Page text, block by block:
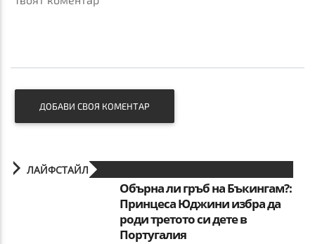
ДОБАВИ СВОЯ КОМЕНТАР
ЛАЙФСТАЙЛ
Обърна ли гръб на Бъкингам?:
Принцеса Юджини избра да
роди третото си дете в
Португалия